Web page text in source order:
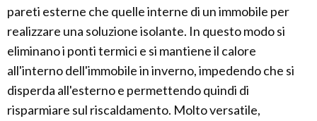
pareti esterne che quelle interne di un immobile per
realizzare una soluzione isolante. In questo modo si
eliminano i ponti termici e si mantiene il calore
all'interno dell'immobile in inverno, impedendo che si
disperda all'esterno e permettendo quindi di
risparmiare sul riscaldamento. Molto versatile,